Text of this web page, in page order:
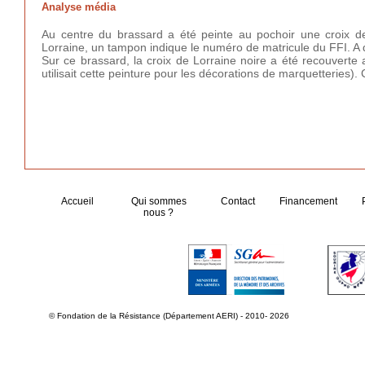
Analyse média
Au centre du brassard a été peinte au pochoir une croix
Lorraine, un tampon indique le numéro de matricule du FFI.
Sur ce brassard, la croix de Lorraine noire a été
utilisait cette peinture pour les décorations de
Accueil
Qui sommes
nous ?
Contact Financement
© Fondation de la Résistance (Département AERI) - 2010- 2026